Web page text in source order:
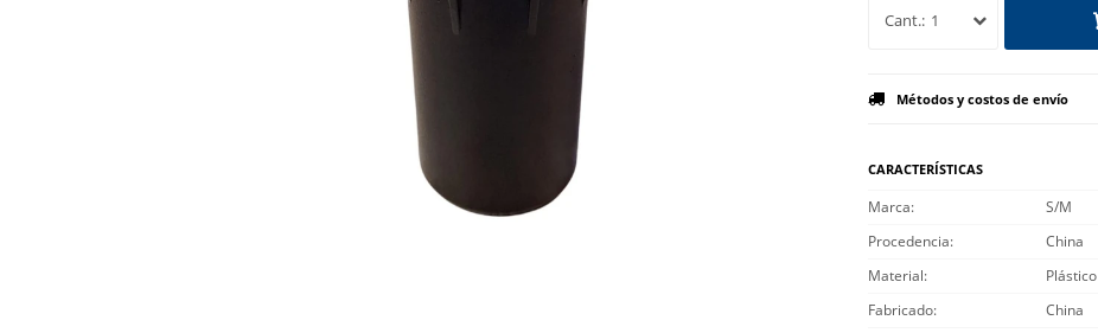
1
Métodos y costos de envío
CARACTERÍSTICAS
Marca
S/M
Procedencia
China
Material
Plástico
Fabricado
China